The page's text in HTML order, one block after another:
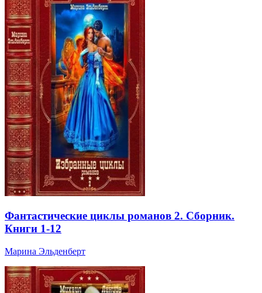
Фантастические циклы романов 2. Сборник.
Книги 1-12
Марина Эльденберт